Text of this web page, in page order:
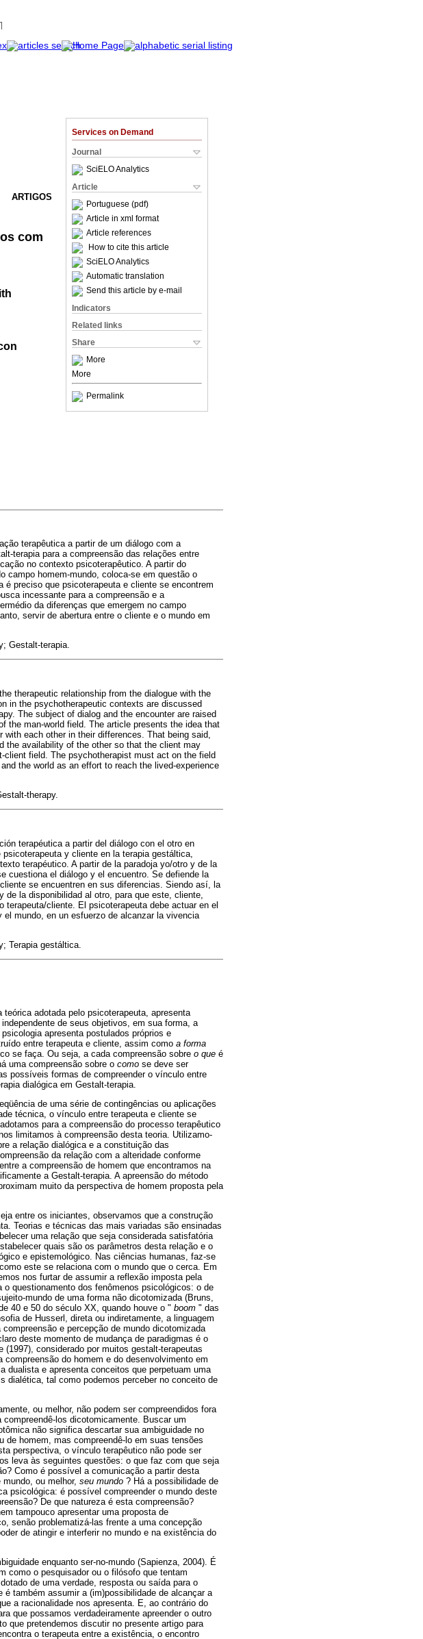
Services on Demand
Journal
SciELO Analytics
Article
Portuguese (pdf)
Article in xml format
Article references
How to cite this article
SciELO Analytics
Automatic translation
Send this article by e-mail
Indicators
Related links
Share
More
More
Permalink
ARTIGOS
com
terapêutica a partir de um diálogo com a
terapia para a compreensão das relações entre
no contexto psicoterapêutico. A partir do
campo homem-mundo, coloca-se em questão o
preciso que psicoterapeuta e cliente se encontrem
incessante para a compreensão e a
da diferenças que emergem no campo
servir de abertura entre o cliente e o mundo em
Gestalt-terapia.
therapeutic relationship from the dialogue with the
in the psychotherapeutic contexts are discussed
The subject of dialog and the encounter are raised
the man-world field. The article presents the idea that
each other in their differences. That being said,
the availability of the other so that the client may
field. The psychotherapist must act on the field
the world as an effort to reach the lived-experience
therapy.
terapéutica a partir del diálogo con el otro en
y cliente en la terapia gestáltica,
terapéutico. A partir de la paradoja yo/otro y de la
cuestiona el diálogo y el encuentro. Se defiende la
se encuentren en sus diferencias. Siendo así, la
la disponibilidad al otro, para que este, cliente,
cliente. El psicoterapeuta debe actuar en el
mundo, en un esfuerzo de alcanzar la vivencia
Terapia gestáltica.
adotada pelo psicoterapeuta, apresenta
de seus objetivos, em sua forma, a
apresenta postulados próprios e
entre terapeuta e cliente, assim como a forma
se faça. Ou seja, a cada compreensão sobre o que é
uma compreensão sobre o como se deve ser
possíveis formas de compreender o vínculo entre
dialógica em Gestalt-terapia.
de uma série de contingências ou aplicações
técnica, o vínculo entre terapeuta e cliente se
para a compreensão do processo terapêutico
limitamos à compreensão desta teoria. Utilizamo-
a relação dialógica e a constituição das
da relação com a alteridade conforme
a compreensão de homem que encontramos na
a Gestalt-terapia. A apreensão do método
muito da perspectiva de homem proposta pela
entre os iniciantes, observamos que a construção
Teorias e técnicas das mais variadas são ensinadas
uma relação que seja considerada satisfatória
quais são os parâmetros desta relação e o
e epistemológico. Nas ciências humanas, faz-se
este se relaciona com o mundo que o cerca. Em
nos furtar de assumir a reflexão imposta pela
questionamento dos fenômenos psicológicos: o de
mundo de uma forma não dicotomizada (Bruns,
40 e 50 do século XX, quando houve o " boom " das
de Husserl, direta ou indiretamente, a linguagem
e percepção de mundo dicotomizada
deste momento de mudança de paradigmas é o
considerado por muitos gestalt-terapeutas
do homem e do desenvolvimento em
dualista e apresenta conceitos que perpetuam uma
dialética, tal como podemos perceber no conceito de
ou melhor, não podem ser compreendidos fora
los dicotomicamente. Buscar um
não significa descartar sua ambiguidade no
de homem, mas compreendê-lo em suas tensões
perspectiva, o vínculo terapêutico não pode ser
leva às seguintes questões: o que faz com que seja
Como é possível a comunicação a partir desta
ou melhor, seu mundo ? Há a possibilidade de
psicológica: é possível compreender o mundo deste
De que natureza é esta compreensão?
tampouco apresentar uma proposta de
senão problematizá-las frente a uma concepção
de atingir e interferir no mundo e na existência do
enquanto ser-no-mundo (Sapienza, 2004). É
como o pesquisador ou o filósofo que tentam
de uma verdade, resposta ou saída para o
também assumir a (im)possibilidade de alcançar a
a racionalidade nos apresenta. E, ao contrário do
que possamos verdadeiramente apreender o outro
que pretendemos discutir no presente artigo para
o terapeuta entre a existência, o encontro